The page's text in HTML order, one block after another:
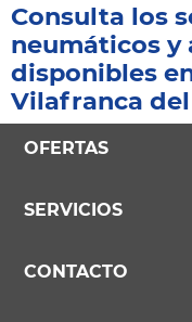
Consulta los
neumáticos y
disponibles
Vilafranca del
OFERTAS
SERVICIOS
CONTACTO